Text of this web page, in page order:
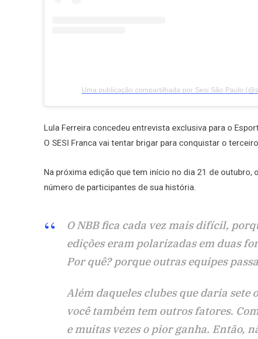
Uma publicação compartilhada por Sesi São Paulo
Lula Ferreira concedeu entrevista exclusiva para o
O SESI Franca vai tentar brigar para conquistar o
Na próxima edição que tem início no dia 21 de
número de participantes de sua história.
O NBB fica cada vez mais difícil,
edições eram polarizadas em duas
Por quê? porque outras equipes
Além daqueles clubes que daria sete
você também tem outros fatores.
e muitas vezes o pior ganha. Então,